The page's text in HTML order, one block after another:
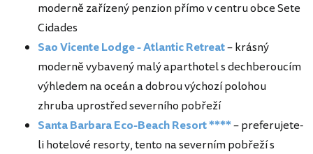
moderně zařízený penzion přímo v centru obce Sete
Cidades
Sao Vicente Lodge - Atlantic Retreat– krásný
moderně vybavený malý aparthotel s dechberoucím
výhledem na oceán a dobrou výchozí polohou
zhruba uprostřed severního pobřeží
Santa Barbara Eco-Beach Resort ****– preferujete-
li hotelové resorty, tento na severním pobřeží s